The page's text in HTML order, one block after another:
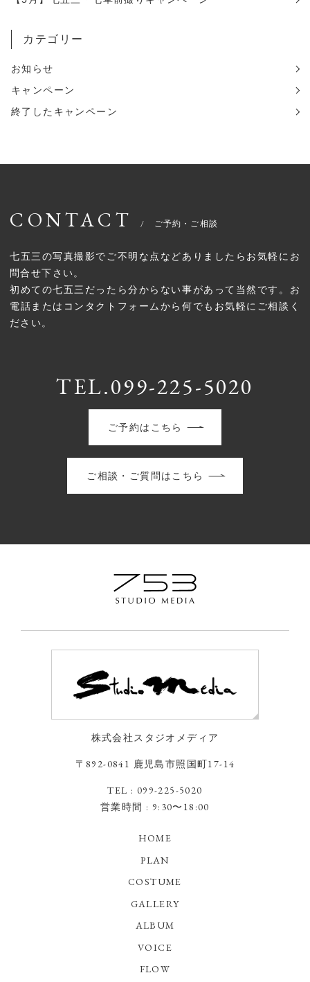
カテゴリー
お知らせ
キャンペーン
終了したキャンペーン
TEL.099-225-5020
ご予約はこちら
ご相談・ご質問はこちら
CONTACT
七五三の写真撮影でご不明な点などありましたらお気軽にお
問合せ下さい。
初めての七五三だったら分からない事があって当然です。お
電話またはコンタクトフォームから何でもお気軽にご相談く
ださい。
株式会社スタジオメディア
〒892-0841 鹿児島市照国町17-14
TEL : 099-225-5020
営業時間 : 9:30〜18:00
HOME
PLAN
COSTUME
GALLERY
ALBUM
VOICE
FLOW